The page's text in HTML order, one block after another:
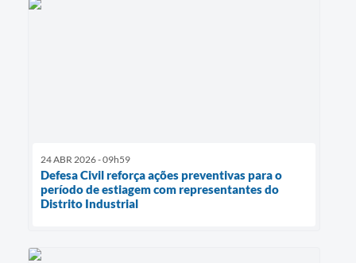
24 ABR 2026 - 09h59
Defesa Civil reforça ações preventivas para o
período de estiagem com representantes do
Distrito Industrial